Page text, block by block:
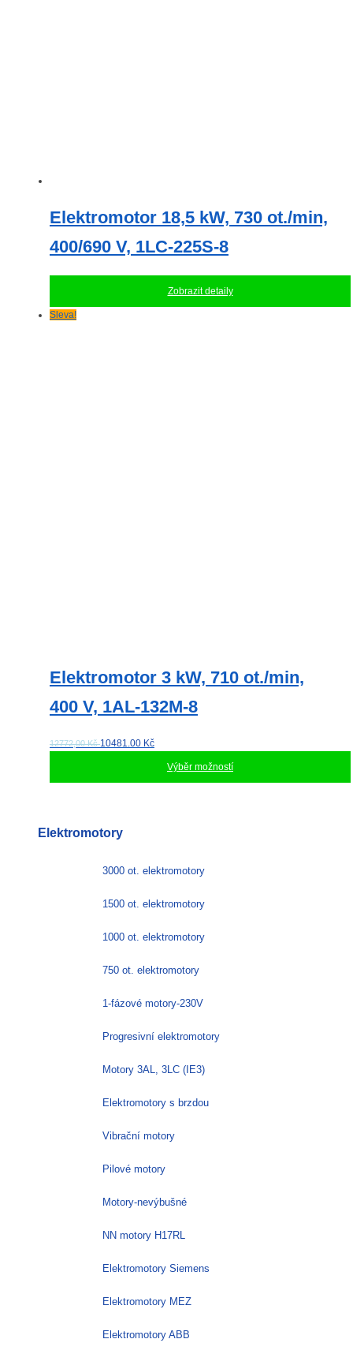
Elektromotor 18,5 kW, 730 ot./min,
400/690 V, 1LC-225S-8
Zobrazit detaily
Sleva!
Elektromotor 3 kW, 710 ot./min,
400 V, 1AL-132M-8
12772,00 Kč10481.00 Kč
Výběr možností
více
Elektromotory
3000 ot. elektromotory
1500 ot. elektromotory
1000 ot. elektromotory
750 ot. elektromotory
1-fázové motory-230V
Progresivní elektromotory
Motory 3AL, 3LC (IE3)
Elektromotory s brzdou
Vibrační motory
Pilové motory
Motory-nevýbušné
NN motory H17RL
Elektromotory Siemens
Elektromotory MEZ
Elektromotory ABB